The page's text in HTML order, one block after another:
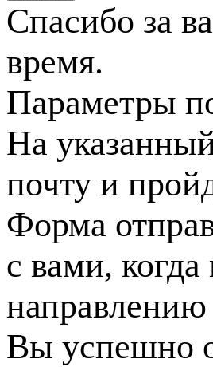
Спасибо за
время.
Параметры
На
почту и
Форма
с вами,
направлению
Вы успешно